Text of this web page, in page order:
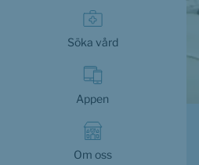
Söka vård
Appen
Om oss